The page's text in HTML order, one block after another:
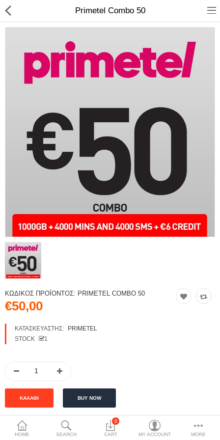
Λίστα Αγαπημένων
(0)
Currency
HOME SEARCH
0
CART MY ACCOUNT MORE
Primetel Combo 50
ΚΩΔΙΚΌΣ ΠΡΟΪΌΝΤΟΣ: PRIMETEL COMBO 50
€50,00
ΚΑΤΑΣΚΕΥΑΣΤΉΣ:
PRIMETEL
STOCK
1
ΠΕΡΙΓΡΑΦΉ